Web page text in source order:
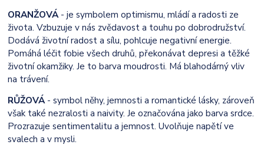
ORANŽOVÁ- je symbolem optimismu, mládí a radosti ze
života. Vzbuzuje v nás zvědavost a touhu po dobrodružství.
Dodává životní radost a sílu, pohlcuje negativní energie.
Pomáhá léčit fobie všech druhů, překonávat depresi a těžké
životní okamžiky. Je to barva moudrosti. Má blahodárný vliv
na trávení.
RŮŽOVÁ- symbol něhy, jemnosti a romantické lásky, zároveň
však také nezralosti a naivity. Je označována jako barva srdce.
Prozrazuje sentimentalitu a jemnost. Uvolňuje napětí ve
svalech a v mysli.